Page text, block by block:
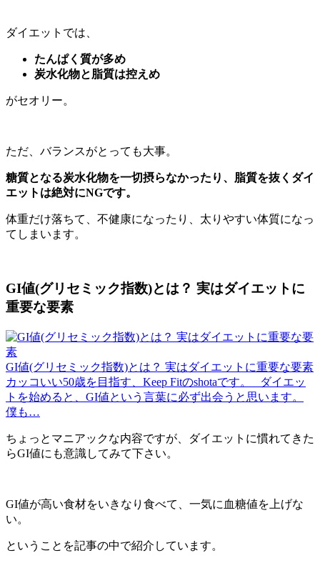
ダイエットでは、
たんぱく質が多め
炭水化物と脂質は控えめ
がセオリー。
ただ、バランスがとっても大事。
糖質となる炭水化物を一切摂らなかったり、脂質を抜くダイ
エットは絶対にNGです。
体重だけ落ちて、不健康になったり、太りやすい体質になっ
てしまいます。
GI値(グリセミック指数)とは？ 実はダイエットに
重要な要素
GI値(グリセミック指数)とは？ 実はダイエットに重要な要素
カッコいい50歳を目指す、Keep Fitのshotaです。 ダイエッ
トを始めると、GI値という言葉に必ず出会うと思います。
僕も…
ちょっとマニアックな内容ですが、ダイエットに慣れてきた
らGI値にも意識してみて下さい。
GI値が高い食材をいきなり食べて、一気に血糖値を上げな
い。
ということを記事の中で紹介しています。